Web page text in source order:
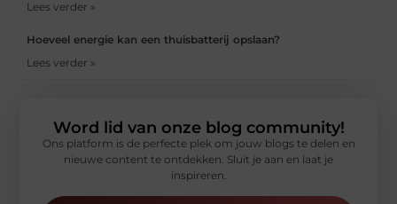
Lees verder »
Hoeveel energie kan een thuisbatterij opslaan?
Lees verder »
Word lid van onze blog community!
Ons platform is de perfecte plek om jouw blogs te delen en
nieuwe content te ontdekken. Sluit je aan en laat je
inspireren.